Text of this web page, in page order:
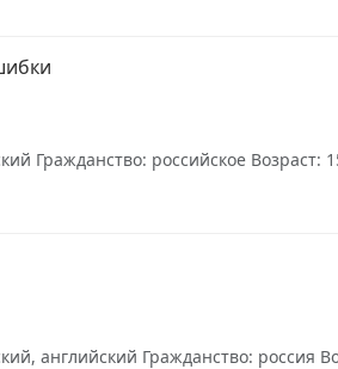
Гражданство: российское
английский Гражданство: россия